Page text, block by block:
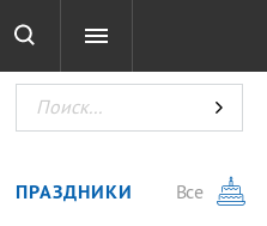
ТЕСТЫ
ПРАЗДНИКИ
Все